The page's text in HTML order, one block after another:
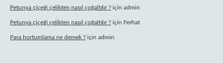
Petunya çiçeği çelikten nasıl çoğaltılır ? için admin
Petunya çiçeği çelikten nasıl çoğaltılır ? için Ferhat
Para hortumlama ne demek ? için admin